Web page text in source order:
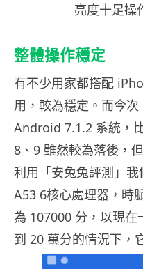
亮度十足操
整體操作穩定
有不少用家都搭配
用，較為穩定。而今
Android 7.1.2 系統，
8、9 雖然較為落後，
利用「安兔兔評測」
A53 6核心處理器，時
為 107000 分，以現
到 20 萬分的情況下，